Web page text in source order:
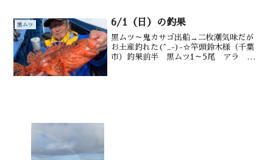
黒ムツ 6/1（日）の釣果
黒ムツ～鬼カサゴ出船→二枚潮気味だが
お土産釣れた(^_-)-☆竿頭鈴木様（千葉
市）釣果前半 黒ムツ1～5尾 アラ メ